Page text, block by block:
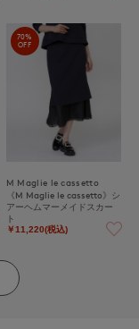
70%
OFF
M Maglie le cassetto
《M Maglie le cassetto》シ
アーヘムマーメイドスカー
ト
￥11,220(税込)